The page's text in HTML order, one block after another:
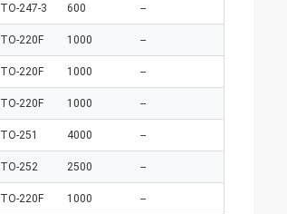
TO-247-3 600 --
TO-220F 1000 --
TO-220F 1000 --
TO-220F 1000 --
TO-251 4000 --
TO-252 2500 --
TO-220F 1000 --